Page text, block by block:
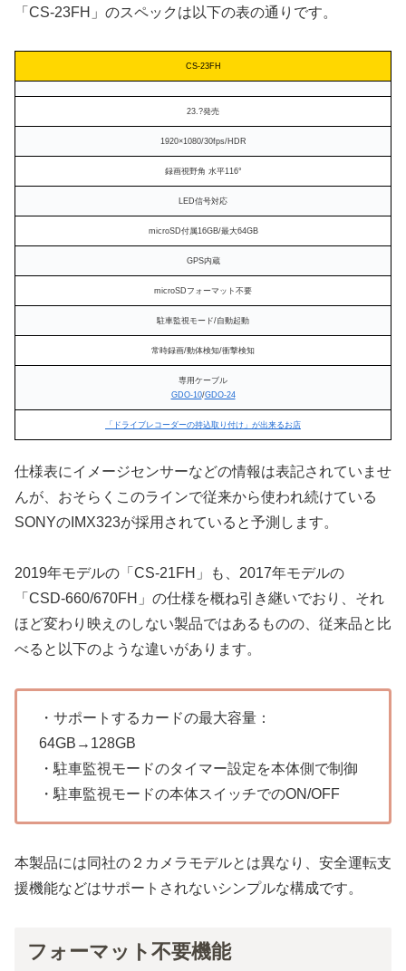
「CS-23FH」のスペックは以下の表の通りです。
CS-23FH
23.?発売
1920×1080/30fps/HDR
録画視野角 水平116°
LED信号対応
microSD付属16GB/最大64GB
GPS内蔵
microSDフォーマット不要
駐車監視モード/自動起動
常時録画/動体検知/衝撃検知
専用ケーブル
GDO-10/GDO-24
「ドライブレコーダーの持込取り付け」が出来るお店
仕様表にイメージセンサーなどの情報は表記されていませ
んが、おそらくこのラインで従来から使われ続けている
SONYのIMX323が採用されていると予測します。
2019年モデルの「CS-21FH」も、2017年モデルの
「CSD-660/670FH」の仕様を概ね引き継いでおり、それ
ほど変わり映えのしない製品ではあるものの、従来品と比
べると以下のような違いがあります。
・サポートするカードの最大容量：
64GB→128GB
・駐車監視モードのタイマー設定を本体側で制御
・駐車監視モードの本体スイッチでのON/OFF
本製品には同社の２カメラモデルとは異なり、安全運転支
援機能などはサポートされないシンプルな構成です。
フォーマット不要機能